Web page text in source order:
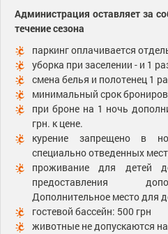
Администрация оставляет за
течение сезона
паркинг оплачивается
уборка при заселении - и 1
смена белья и полотенец 1
минимальный срок
при броне на 1 ночь
грн. к цене.
курение запрещено в
специально отведенных
проживание для детей
предоставления
Дополнительное место для
гостевой бассейн: 500 грн
животные не допускаются